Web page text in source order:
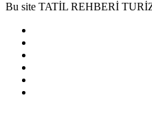
Bu site TATİL REHBERİ